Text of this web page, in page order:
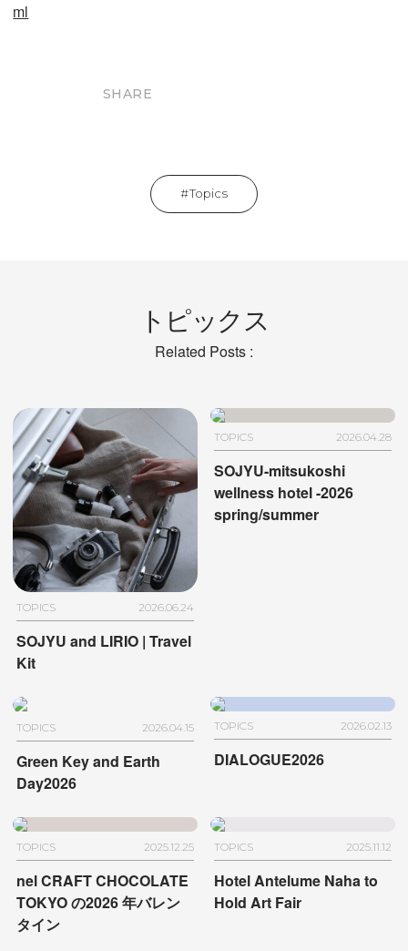
ml
SHARE
Topics
トピックス
Related Posts :
TOPICS 2026.06.24
SOJYU and LIRIO | Travel
Kit
TOPICS 2026.04.28
SOJYU-mitsukoshi
wellness hotel -2026
spring/summer
TOPICS 2026.04.15
Green Key and Earth
Day2026
TOPICS 2026.02.13
DIALOGUE2026
TOPICS 2025.12.25
nel CRAFT CHOCOLATE
TOKYO の2026 年バレン
タイン
TOPICS 2025.11.12
Hotel Antelume Naha to
Hold Art Fair